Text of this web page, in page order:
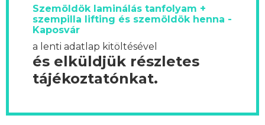
Szemöldök laminálás tanfolyam +
szempilla lifting és szemöldök henna -
Kaposvár
a lenti adatlap kitöltésével
és elküldjük részletes
tájékoztatónkat.